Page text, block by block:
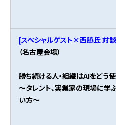
[スペシャルゲスト×西脇氏 対
（名古屋会場）
勝ち続ける人・組織はAIをどう
〜タレント､実業家の現場に学
い方〜